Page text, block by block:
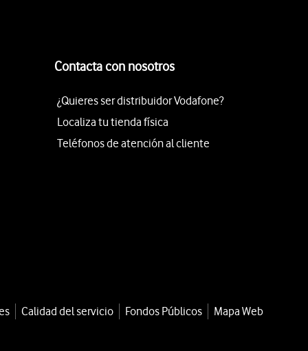
Contacta con nosotros
¿Quieres ser distribuidor Vodafone?
Localiza tu tienda física
Teléfonos de atención al cliente
Calidad del servicio Fondos Públicos Mapa Web